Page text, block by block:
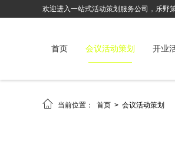
欢迎进入一站式活动策划服务公司，乐野
首页 会议活动策划 开业
 当前位置： 首页 > 会议活动策划